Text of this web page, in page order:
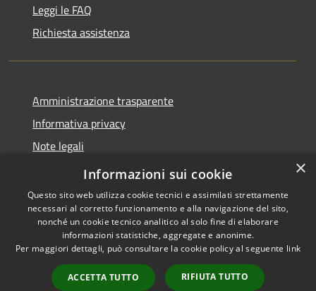
Leggi le FAQ
Richiesta assistenza
Amministrazione trasparente
Informativa privacy
Note legali
Dichiarazione di accessibilità
Accessibilità
Copyright © 2026 • Comune di
Alleghe • Powered by
Municipium•
Accesso
×
Informazioni sui cookie
Questo sito web utilizza cookie tecnici e assimilati strettamente
necessari al corretto funzionamento e alla navigazione del sito,
nonché un cookie tecnico analitico al solo fine di elaborare
informazioni statistiche, aggregate e anonime.
Per maggiori dettagli, può consultare la cookie policy al seguente link
ACCETTA TUTTO RIFIUTA TUTTO